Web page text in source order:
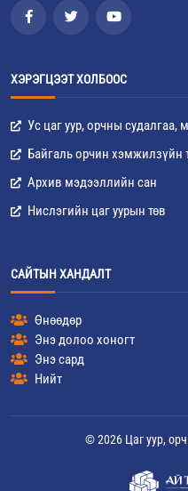
ХЭРЭГЦЭЭТ ХОЛБООС
Ус цаг уур, орчны судалгаа,
Байгаль орчин хэмжилзүйн
Архив мэдээллийн сан
Нислэгийн цаг уурын төв
САЙТЫН ХАНДАЛТ
Өнөөдөр
Энэ долоо хоногт
Энэ сард
Нийт
© 2026 Цаг уур,